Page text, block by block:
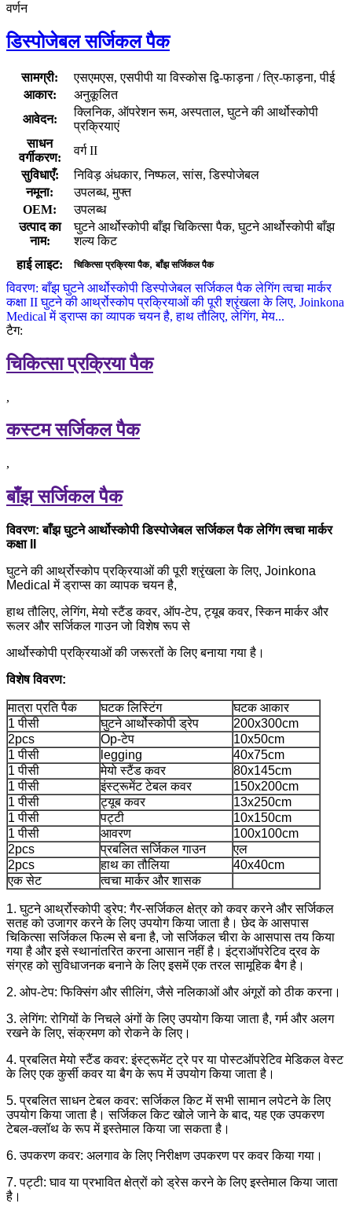
वर्णन
डिस्पोजेबल सर्जिकल पैक
सामग्री:
एसएमएस, एसपीपी या विस्कोस द्वि-फाड़ना / त्रि-फाड़ना, पीई
आकार:
अनुकूलित
आवेदन:
क्लिनिक, ऑपरेशन रूम, अस्पताल, घुटने की आर्थोस्कोपी
प्रक्रियाएं
साधन
वर्गीकरण:
वर्ग II
सुविधाएँ:
निविड़ अंधकार, निष्फल, सांस, डिस्पोजेबल
नमूना:
उपलब्ध, मुफ्त
OEM:
उपलब्ध
उत्पाद का
नाम:
घुटने आर्थोस्कोपी बाँझ चिकित्सा पैक, घुटने आर्थोस्कोपी बाँझ
शल्य किट
हाई लाइट:
चिकित्सा प्रक्रिया पैक,बाँझ सर्जिकल पैक
विवरण: बाँझ घुटने आर्थोस्कोपी डिस्पोजेबल सर्जिकल पैक लेगिंग त्वचा मार्कर
कक्षा II घुटने की आर्थ्रोस्कोप प्रक्रियाओं की पूरी श्रृंखला के लिए, Joinkona
Medical में ड्राप्स का व्यापक चयन है, हाथ तौलिए, लेगिंग, मेय...
टैग:
चिकित्सा प्रक्रिया पैक
,
कस्टम सर्जिकल पैक
,
बाँझ सर्जिकल पैक
विवरण: बाँझ घुटने आर्थोस्कोपी डिस्पोजेबल सर्जिकल पैक लेगिंग त्वचा मार्कर
कक्षा II
घुटने की आर्थ्रोस्कोप प्रक्रियाओं की पूरी श्रृंखला के लिए, Joinkona
Medical में ड्राप्स का व्यापक चयन है,
हाथ तौलिए, लेगिंग, मेयो स्टैंड कवर, ऑप-टेप, ट्यूब कवर, स्किन मार्कर और
रूलर और सर्जिकल गाउन जो विशेष रूप से
आर्थोस्कोपी प्रक्रियाओं की जरूरतों के लिए बनाया गया है।
विशेष विवरण:
मात्रा प्रति पैक घटक लिस्टिंग
घटक आकार
1 पीसी
घुटने आर्थोस्कोपी ड्रेप
200x300cm
2pcs
Op-टेप
10x50cm
1 पीसी
legging
40x75cm
1 पीसी
मेयो स्टैंड कवर
80x145cm
1 पीसी
इंस्ट्रूमेंट टेबल कवर
150x200cm
1 पीसी
ट्यूब कवर
13x250cm
1 पीसी
पट्टी
10x150cm
1 पीसी
आवरण
100x100cm
2pcs
प्रबलित सर्जिकल गाउन
एल
2pcs
हाथ का तौलिया
40x40cm
एक सेट
त्वचा मार्कर और शासक
1. घुटने आर्थ्रोस्कोपी ड्रेप: गैर-सर्जिकल क्षेत्र को कवर करने और सर्जिकल
सतह को उजागर करने के लिए उपयोग किया जाता है। छेद के आसपास
चिकित्सा सर्जिकल फिल्म से बना है, जो सर्जिकल चीरा के आसपास तय किया
गया है और इसे स्थानांतरित करना आसान नहीं है। इंट्राऑपरेटिव द्रव के
संग्रह को सुविधाजनक बनाने के लिए इसमें एक तरल सामूहिक बैग है।
2. ओप-टेप: फिक्सिंग और सीलिंग, जैसे नलिकाओं और अंगूरों को ठीक करना।
3. लेगिंग: रोगियों के निचले अंगों के लिए उपयोग किया जाता है, गर्म और अलग
रखने के लिए, संक्रमण को रोकने के लिए।
4. प्रबलित मेयो स्टैंड कवर: इंस्ट्रूमेंट ट्रे पर या पोस्टऑपरेटिव मेडिकल वेस्ट
के लिए एक कुर्सी कवर या बैग के रूप में उपयोग किया जाता है।
5. प्रबलित साधन टेबल कवर: सर्जिकल किट में सभी सामान लपेटने के लिए
उपयोग किया जाता है। सर्जिकल किट खोले जाने के बाद, यह एक उपकरण
टेबल-क्लॉथ के रूप में इस्तेमाल किया जा सकता है।
6. उपकरण कवर: अलगाव के लिए निरीक्षण उपकरण पर कवर किया गया।
7. पट्टी: घाव या प्रभावित क्षेत्रों को ड्रेस करने के लिए इस्तेमाल किया जाता
है।